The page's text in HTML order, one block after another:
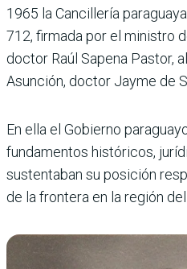
1965 la Cancillería
712, firmada por el ministro
doctor Raúl Sapena Pastor,
Asunción, doctor Jayme de
En ella el Gobierno
fundamentos históricos,
sustentaban su posición
de la frontera en la región